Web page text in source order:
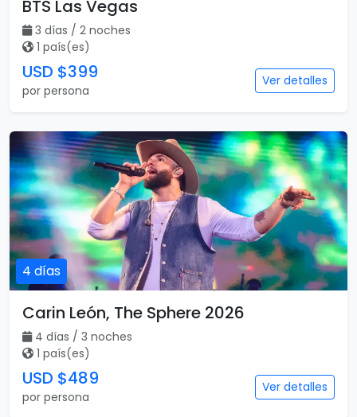
BTS Las Vegas
3 días / 2 noches
1 país(es)
USD $399
por persona
Ver detalles
4 días
Carin León, The Sphere 2026
4 días / 3 noches
1 país(es)
USD $489
por persona
Ver detalles